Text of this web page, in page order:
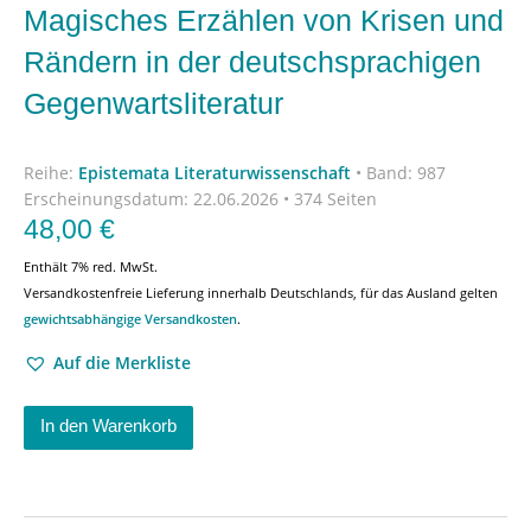
Magisches Erzählen von Krisen und
Rändern in der deutschsprachigen
Gegenwartsliteratur
Reihe: Epistemata Literaturwissenschaft • Band: 987
Erscheinungsdatum: 22.06.2026 • 374 Seiten
48,00 €
Enthält 7% red. MwSt.
Versandkostenfreie Lieferung innerhalb Deutschlands, für das Ausland gelten
gewichtsabhängige Versandkosten.
Auf die Merkliste
In den Warenkorb